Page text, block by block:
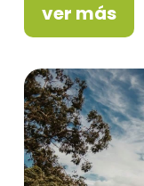
ver más